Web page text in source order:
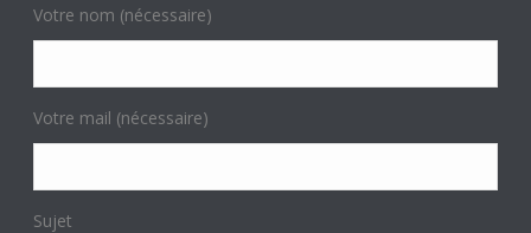
Votre nom (nécessaire)
Votre mail (nécessaire)
Sujet